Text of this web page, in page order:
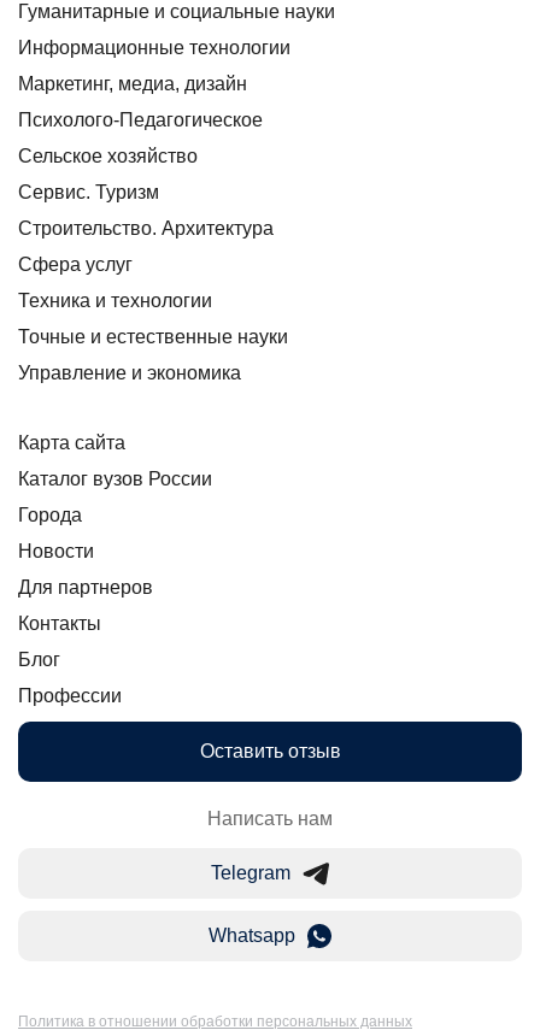
Гуманитарные и социальные науки
Информационные технологии
Маркетинг, медиа, дизайн
Психолого-Педагогическое
Сельское хозяйство
Сервис. Туризм
Строительство. Архитектура
Сфера услуг
Техника и технологии
Точные и естественные науки
Управление и экономика
Карта сайта
Каталог вузов России
Города
Новости
Для партнеров
Контакты
Блог
Профессии
Оставить отзыв
Написать нам
Telegram
Whatsapp
Политика в отношении обработки персональных данных